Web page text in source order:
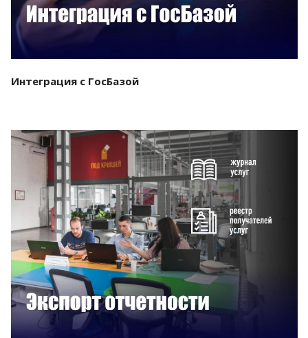
Интеграция с ГосБазой
Смотреть проект